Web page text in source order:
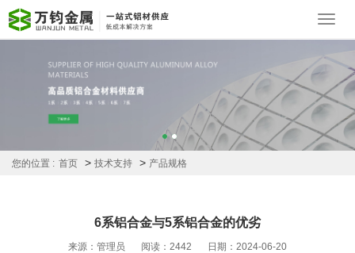
您的位置 : 首页 > 技术支持 > 产品规格
6系铝合金与5系铝合金的优劣
来源：管理员 阅读：2442 日期：2024-06-20